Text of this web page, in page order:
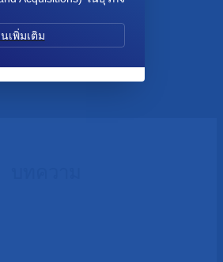
เพิ่มเติม